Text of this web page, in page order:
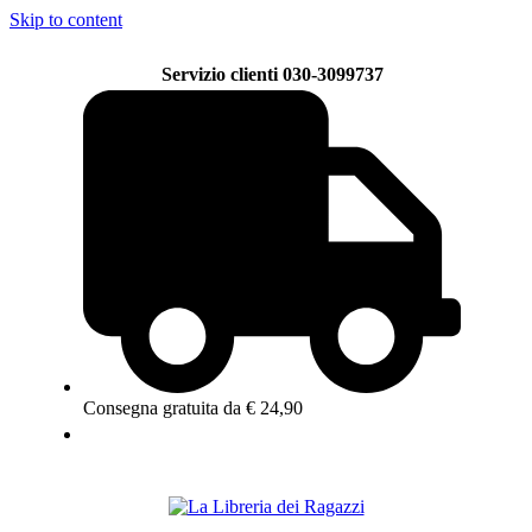
Skip to content
Servizio clienti 030-3099737
Consegna gratuita da € 24,90